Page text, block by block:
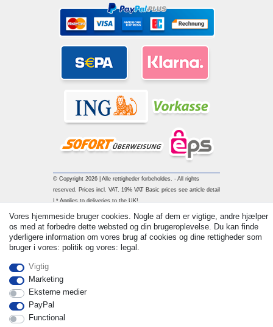
© Copyright 2026 | Alle rettigheder forbeholdes. - All rights
reserved. Prices incl. VAT. 19% VAT Basic prices see article detail
| * Applies to deliveries to the UK!
Vores hjemmeside bruger cookies. Nogle af dem er vigtige, andre hjælper
os med at forbedre dette websted og din brugeroplevelse. Du kan finde
yderligere information om vores brug af cookies og dine rettigheder som
bruger i vores: politik og vores: legal.
Vigtig
Marketing
Eksterne medier
PayPal
Functional
Withdraw from contract here Kontakt